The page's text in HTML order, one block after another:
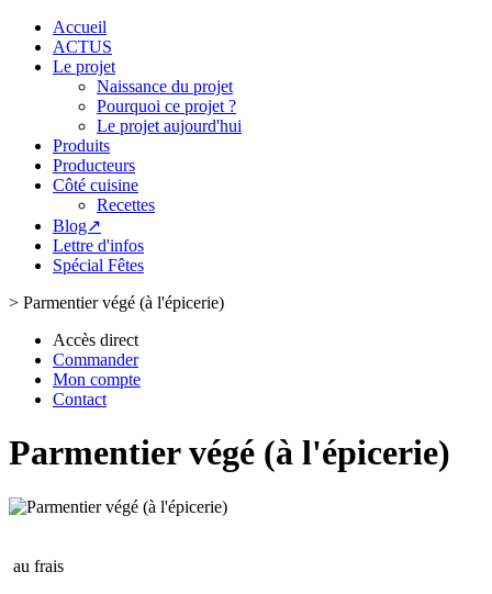
Accueil
ACTUS
Le projet
Naissance du projet
Pourquoi ce projet ?
Le projet aujourd'hui
Produits
Producteurs
Côté cuisine
Recettes
Blog↗
Lettre d'infos
Spécial Fêtes
> Parmentier végé (à l'épicerie)
Accès direct
Commander
Mon compte
Contact
Parmentier végé (à l'épicerie)
au frais